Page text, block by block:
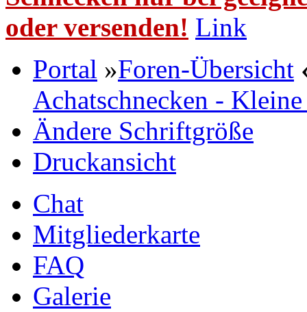
oder versenden! Link
Portal »Foren-Übersicht
Achatschnecken -
Ändere Schriftgröße
Druckansicht
Chat
Mitgliederkarte
FAQ
Galerie